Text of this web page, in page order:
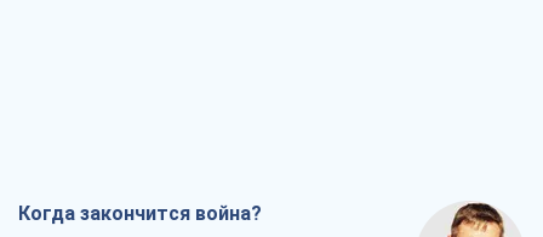
Когда закончится война?